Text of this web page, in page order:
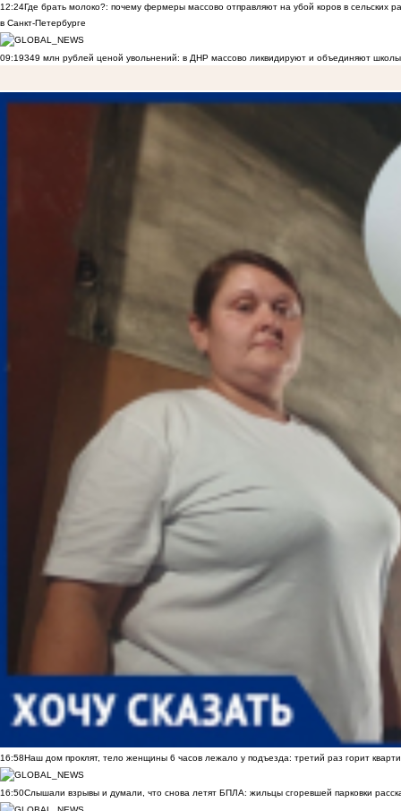
12:24Где брать молоко?: почему фермеры массово отправляют на убой коров в сельских
в Санкт-Петербурге
09:19349 млн рублей ценой увольнений: в ДНР массово ликвидируют и объединяют
16:58Наш дом проклят, тело женщины 6 часов лежало у подъезда: третий раз горит
16:50Слышали взрывы и думали, что снова летят БПЛА: жильцы сгоревшей парковки